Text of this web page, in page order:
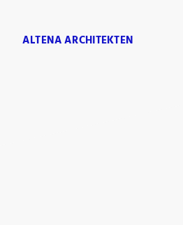
ALTENA ARCHITEKTEN